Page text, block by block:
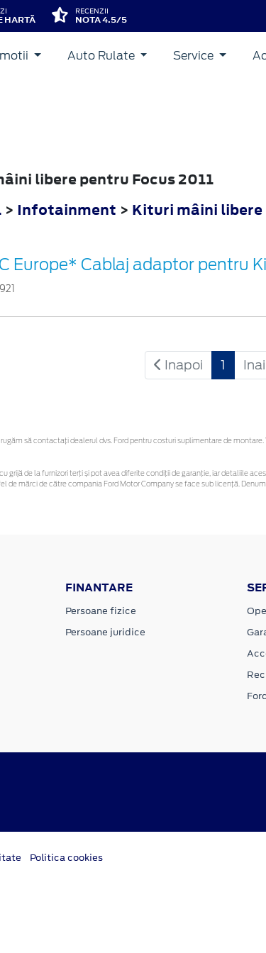
HARTĂ
RECENZII
NOTA 4.5/5
Auto Rulate Service
libere pentru Focus 2011
> Infotainment > Kituri mâini libere
Europe* Cablaj adaptor pentru
Inapoi 1
să contactaţi dealerul dvs. Ford pentru costuri suplimentare de
grijă de la furnizori terți și pot avea diferite condiții de garanție, iar detaliile
de mărci de către compania Ford Motor Company se face sub licență.
FINANTARE
Persoane fizice
Persoane juridice
Politica cookies